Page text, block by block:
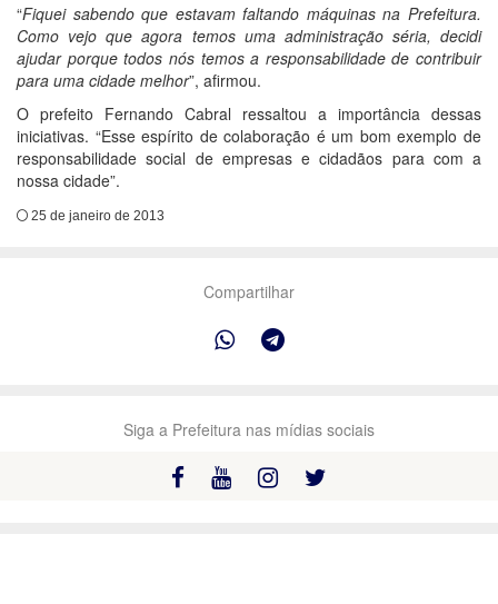
“Fiquei sabendo que estavam faltando máquinas na Prefeitura.
Como vejo que agora temos uma administração séria, decidi
ajudar porque todos nós temos a responsabilidade de contribuir
para uma cidade melhor”, afirmou.
O prefeito Fernando Cabral ressaltou a importância dessas
iniciativas. “Esse espírito de colaboração é um bom exemplo de
responsabilidade social de empresas e cidadãos para com a
nossa cidade”.
25 de janeiro de 2013
Compartilhar
Siga a Prefeitura nas mídias sociais